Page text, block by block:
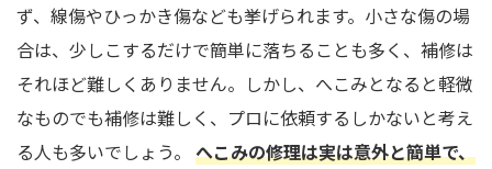
ず、線傷やひっかき傷なども挙げられます。小さな傷の場
合は、少しこするだけで簡単に落ちることも多く、補修は
それほど難しくありません。しかし、へこみとなると軽微
なものでも補修は難しく、プロに依頼するしかないと考え
る人も多いでしょう。 へこみの修理は実は意外と簡単で、